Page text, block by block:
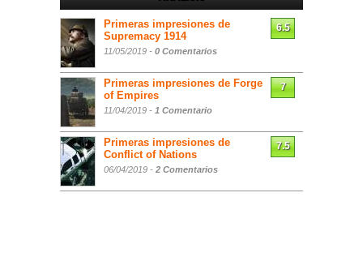
Primeras impresiones de
Supremacy 1914
11/05/2019 - 0 Comentarios
6.5
Primeras impresiones de Forge
of Empires
11/04/2019 - 1 Comentario
7
Primeras impresiones de
Conflict of Nations
06/04/2019 - 2 Comentarios
7.5